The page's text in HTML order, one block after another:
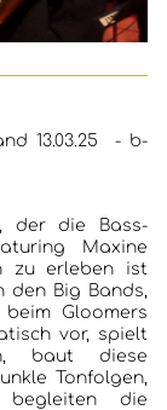
13.03.25 - b-
der die Bass-
Maxine
zu erleben ist
den Big Bands,
Gloomers
vor, spielt
baut diese
Tonfolgen,
die